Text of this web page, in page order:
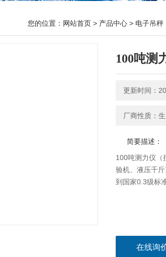
您的位置： 网站首页 > 产品中心 > 电子吊秤
100吨测
更新时间：
厂商性质：
简要描述：
100吨测力仪（
验机、液压千
到国家0.3级标
在线询